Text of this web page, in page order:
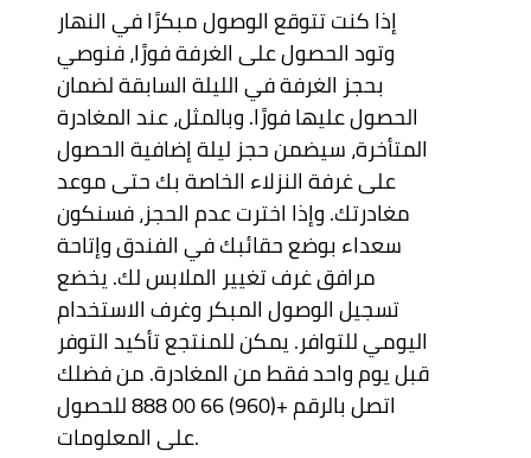
إذا كنت تتوقع الوصول مبكرًا في النهار
وتود الحصول على الغرفة فورًا، فنوصي
بحجز الغرفة في الليلة السابقة لضمان
الحصول عليها فورًا. وبالمثل، عند المغادرة
المتأخرة، سيضمن حجز ليلة إضافية الحصول
على غرفة النزلاء الخاصة بك حتى موعد
مغادرتك. وإذا اخترت عدم الحجز، فسنكون
سعداء بوضع حقائبك في الفندق وإتاحة
مرافق غرف تغيير الملابس لك. يخضع
تسجيل الوصول المبكر وغرف الاستخدام
اليومي للتوافر. يمكن للمنتجع تأكيد التوفر
قبل يوم واحد فقط من المغادرة. من فضلك
اتصل بالرقم +(960) 66 00 888 للحصول
على المعلومات.